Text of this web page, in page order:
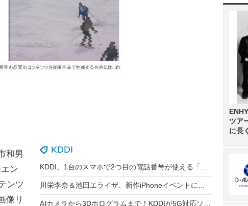
KDDI
和男
ン
ンツ
像リ
ツア
に長